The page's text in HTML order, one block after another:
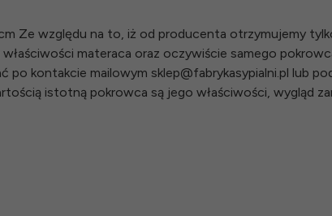
Ze względu na to, iż od producenta otrzymujemy
materaca oraz oczywiście samego
po kontakcie mailowym sklep@fabrykasypialni.pl lub
istotną pokrowca są jego właściwości, wygląd